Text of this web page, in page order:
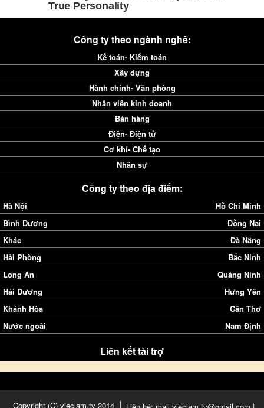
Công ty theo ngành nghề:
Kế toán- Kiểm toán
Xây dựng
Hành chính- Văn phòng
Nhân viên kinh doanh
Bán hàng
Điện- Điện tử
Cơ khí- Chế tạo
Nhân sự
Công ty theo địa điểm:
Hà Nội
Hồ Chí Minh
Bình Dương
Đồng Nai
Khác
Đà Nẵng
Hải Phòng
Bắc Ninh
Long An
Quảng Ninh
Hải Dương
Hưng Yên
Khánh Hòa
Cần Thơ
Nước ngoài
Nam Định
Liên kết tài trợ
Copyright (C) vieclam.tv 2014